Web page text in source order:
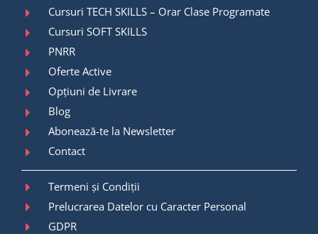
Cursuri TECH SKILLS – Orar Clase Programate
Cursuri SOFT SKILLS
PNRR
Oferte Active
Opțiuni de Livrare
Blog
Abonează-te la Newsletter
Contact
Termeni și Condiții
Prelucrarea Datelor cu Caracter Personal
GDPR